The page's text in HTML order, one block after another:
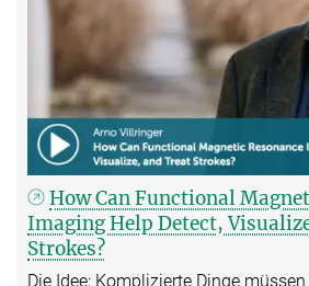
How Can Functional
Imaging Help Detect,
Strokes?
Die Idee: Komplizierte Dinge